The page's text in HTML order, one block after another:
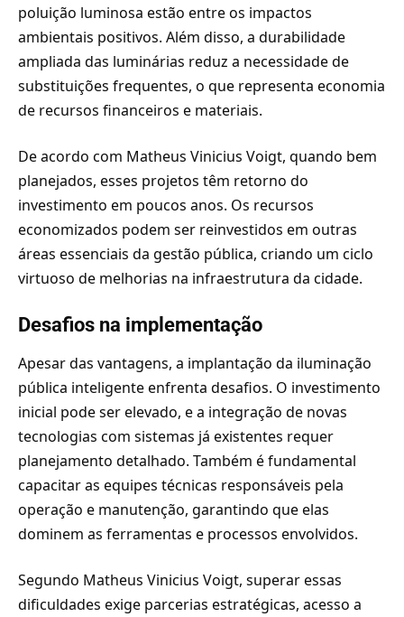
poluição luminosa estão entre os impactos
ambientais positivos. Além disso, a durabilidade
ampliada das luminárias reduz a necessidade de
substituições frequentes, o que representa economia
de recursos financeiros e materiais.
De acordo com Matheus Vinicius Voigt, quando bem
planejados, esses projetos têm retorno do
investimento em poucos anos. Os recursos
economizados podem ser reinvestidos em outras
áreas essenciais da gestão pública, criando um ciclo
virtuoso de melhorias na infraestrutura da cidade.
Desafios na implementação
Apesar das vantagens, a implantação da iluminação
pública inteligente enfrenta desafios. O investimento
inicial pode ser elevado, e a integração de novas
tecnologias com sistemas já existentes requer
planejamento detalhado. Também é fundamental
capacitar as equipes técnicas responsáveis pela
operação e manutenção, garantindo que elas
dominem as ferramentas e processos envolvidos.
Segundo Matheus Vinicius Voigt, superar essas
dificuldades exige parcerias estratégicas, acesso a